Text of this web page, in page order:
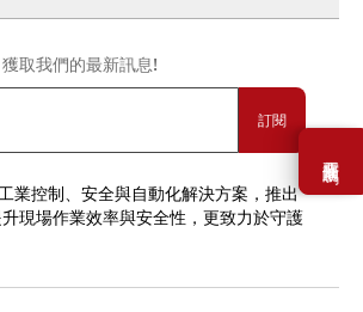
需要幫助嗎？
取我們的最新訊息!
訂閱
業控制、安全與自動化解決方案，推出
現場作業效率與安全性，更致力於守護